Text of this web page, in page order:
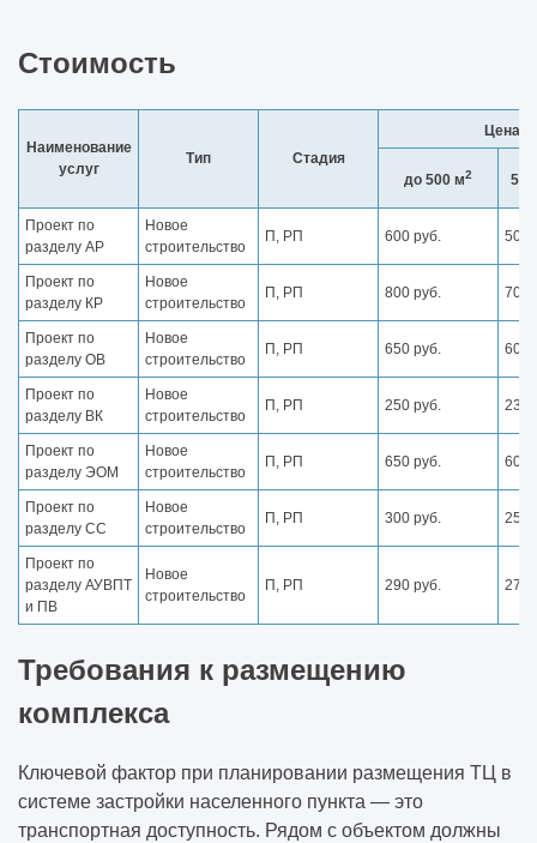
Стоимость
Наименование
услуг
Тип Стадия
Цена
до 500 м2
Проект по
разделу АР
Новое
строительство
П, РП 600 руб. 500
Проект по
разделу КР
Новое
строительство
П, РП 800 руб. 700
Проект по
разделу ОВ
Новое
строительство
П, РП 650 руб. 600
Проект по
разделу ВК
Новое
строительство
П, РП 250 руб. 230
Проект по
разделу ЭОМ
Новое
строительство
П, РП 650 руб. 600
Проект по
разделу СС
Новое
строительство
П, РП 300 руб. 250
Проект по
разделу АУВПТ
и ПВ
Новое
строительство
П, РП 290 руб. 270
Требования к размещению
комплекса
Ключевой фактор при планировании размещения ТЦ в
системе застройки населенного пункта — это
транспортная доступность. Рядом с объектом должны